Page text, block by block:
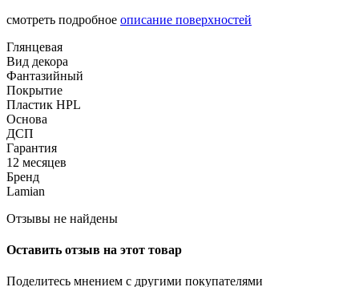
смотреть подробное описание поверхностей
Глянцевая
Вид декора
Фантазийный
Покрытие
Пластик HPL
Основа
ДСП
Гарантия
12 месяцев
Бренд
Lamian
Отзывы не найдены
Оставить отзыв на этот товар
Поделитесь мнением с другими покупателями